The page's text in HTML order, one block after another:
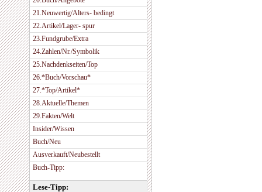
21.Neuwertig/Alters- bedingt
22.Artikel/Lager- spur
23.Fundgrube/Extra
24.Zahlen/Nr./Symbolik
25.Nachdenkseiten/Top
26.*Buch/Vorschau*
27.*Top/Artikel*
28.Aktuelle/Themen
29.Fakten/Welt
Insider/Wissen
Buch/Neu
Ausverkauft/Neubestellt
Buch-Tipp:
Lese-Tipp: